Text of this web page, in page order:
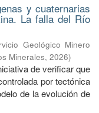
y cuaternarias
La falla del Río
Geológico Minero
Minerales, 2026)
de verificar que
por tectónica
de la evolución de